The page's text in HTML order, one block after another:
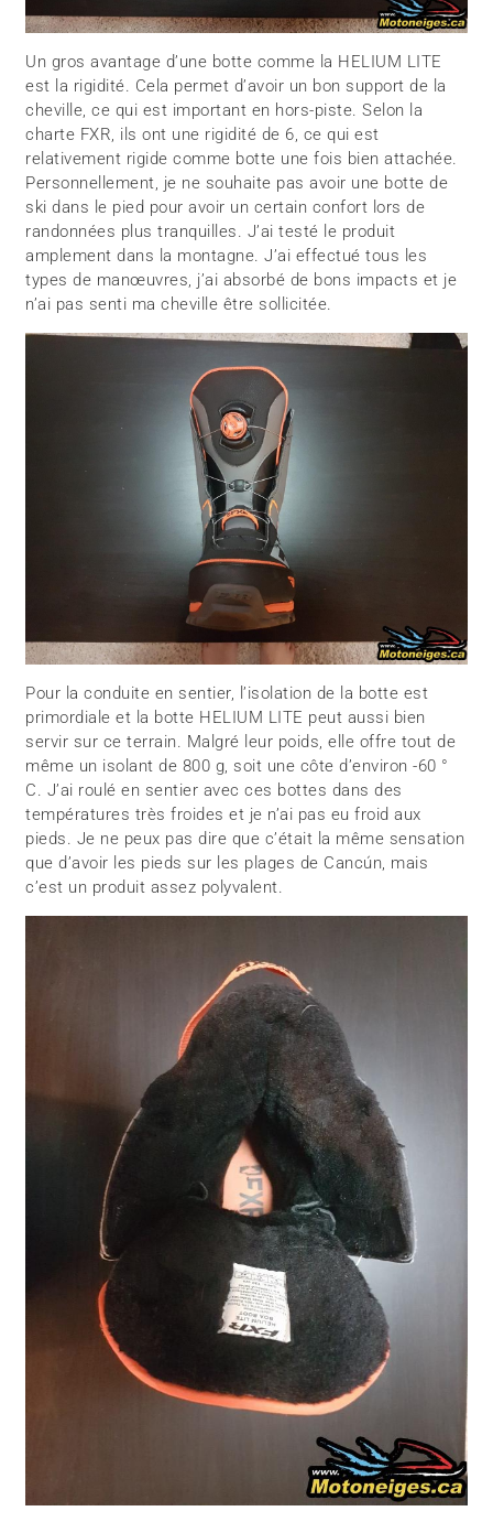
Un gros avantage d’une botte comme la HELIUM LITE
est la rigidité. Cela permet d’avoir un bon support de la
cheville, ce qui est important en hors-piste. Selon la
charte FXR, ils ont une rigidité de 6, ce qui est
relativement rigide comme botte une fois bien attachée.
Personnellement, je ne souhaite pas avoir une botte de
ski dans le pied pour avoir un certain confort lors de
randonnées plus tranquilles. J’ai testé le produit
amplement dans la montagne. J’ai effectué tous les
types de manœuvres, j’ai absorbé de bons impacts et je
n’ai pas senti ma cheville être sollicitée.
Pour la conduite en sentier, l’isolation de la botte est
primordiale et la botte HELIUM LITE peut aussi bien
servir sur ce terrain. Malgré leur poids, elle offre tout de
même un isolant de 800 g, soit une côte d’environ -60 °
C. J’ai roulé en sentier avec ces bottes dans des
températures très froides et je n’ai pas eu froid aux
pieds. Je ne peux pas dire que c’était la même sensation
que d’avoir les pieds sur les plages de Cancún, mais
c’est un produit assez polyvalent.